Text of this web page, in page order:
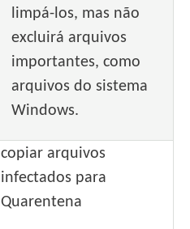
limpá-los, mas não
excluirá arquivos
importantes, como
arquivos do sistema
Windows.
copiar arquivos
infectados para
Quarentena